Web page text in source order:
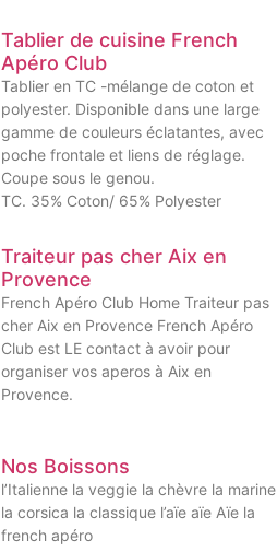
Tablier de cuisine French
Apéro Club
Tablier en TC -mélange de coton et
polyester. Disponible dans une large
gamme de couleurs éclatantes, avec
poche frontale et liens de réglage.
Coupe sous le genou.
TC. 35% Coton/ 65% Polyester
Traiteur pas cher Aix en
Provence
French Apéro Club Home Traiteur pas
cher Aix en Provence French Apéro
Club est LE contact à avoir pour
organiser vos aperos à Aix en
Provence.
Nos Boissons
l’Italienne la veggie la chèvre la marine
la corsica la classique l’aïe aïe Aïe la
french apéro